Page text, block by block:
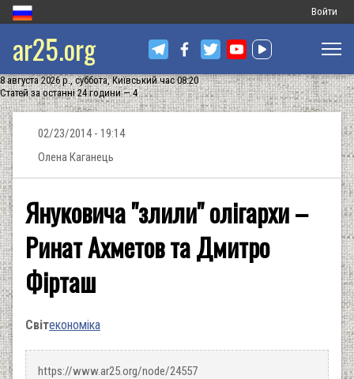
Меню
запису
Войти
ar25.org
8 августа 2026 р., суббота, Київський час 08:20
Статей за останні 24 години — 4
02/23/2014 - 19:14
Олена Каганець
Януковича "злили" олігархи –
Ринат Ахметов та Дмитро
Фірташ
Світекономіка
https://www.ar25.org/node/24557